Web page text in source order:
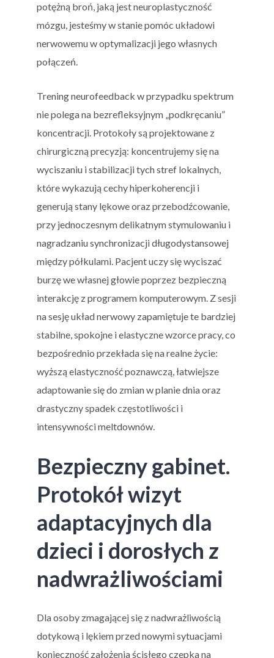
potężną broń, jaką jest neuroplastyczność
mózgu, jesteśmy w stanie pomóc układowi
nerwowemu w optymalizacji jego własnych
połączeń.
Trening neurofeedback w przypadku spektrum
nie polega na bezrefleksyjnym „podkręcaniu”
koncentracji. Protokoły są projektowane z
chirurgiczną precyzją: koncentrujemy się na
wyciszaniu i stabilizacji tych stref lokalnych,
które wykazują cechy hiperkoherencji i
generują stany lękowe oraz przebodźcowanie,
przy jednoczesnym delikatnym stymulowaniu i
nagradzaniu synchronizacji długodystansowej
między półkulami. Pacjent uczy się wyciszać
burzę we własnej głowie poprzez bezpieczną
interakcję z programem komputerowym. Z sesji
na sesję układ nerwowy zapamiętuje te bardziej
stabilne, spokojne i elastyczne wzorce pracy, co
bezpośrednio przekłada się na realne życie:
wyższą elastyczność poznawczą, łatwiejsze
adaptowanie się do zmian w planie dnia oraz
drastyczny spadek częstotliwości i
intensywności meltdownów.
Bezpieczny gabinet.
Protokół wizyt
adaptacyjnych dla
dzieci i dorosłych z
nadwrażliwościami
Dla osoby zmagającej się z nadwrażliwością
dotykową i lękiem przed nowymi sytuacjami
konieczność założenia ścisłego czepka na